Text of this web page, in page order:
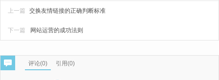
上一篇 交换友情链接的正确判断标准
网站运营的成功法则
下一篇
评论(0) 引用(0)